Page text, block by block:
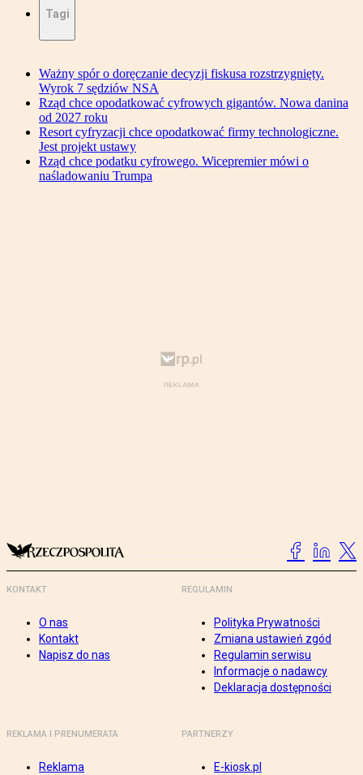
Tagi
Ważny spór o doręczanie decyzji fiskusa rozstrzygnięty.
Wyrok 7 sędziów NSA
Rząd chce opodatkować cyfrowych gigantów. Nowa danina
od 2027 roku
Resort cyfryzacji chce opodatkować firmy technologiczne.
Jest projekt ustawy
Rząd chce podatku cyfrowego. Wicepremier mówi o
naśladowaniu Trumpa
KONTAKT
O nas
Kontakt
Napisz do nas
REGULAMIN
Polityka Prywatności
Zmiana ustawień zgód
Regulamin serwisu
Informacje o nadawcy
Deklaracja dostępności
REKLAMA I PRENUMERATA
Reklama
PARTNERZY
E-kiosk.pl